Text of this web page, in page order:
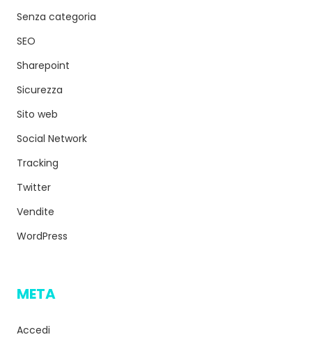
Senza categoria
SEO
Sharepoint
Sicurezza
Sito web
Social Network
Tracking
Twitter
Vendite
WordPress
META
Accedi